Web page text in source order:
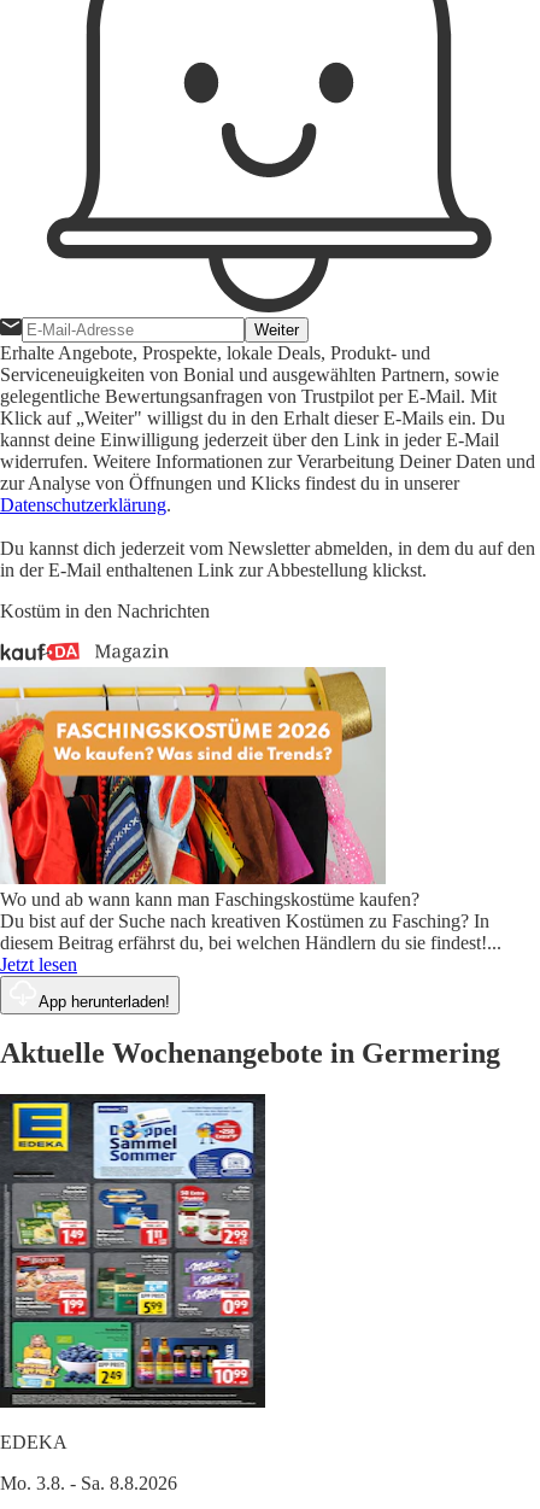
Weiter
Erhalte Angebote, Prospekte, lokale Deals, Produkt- und
Serviceneuigkeiten von Bonial und ausgewählten Partnern, sowie
gelegentliche Bewertungsanfragen von Trustpilot per E-Mail. Mit
Klick auf „Weiter" willigst du in den Erhalt dieser E-Mails ein. Du
kannst deine Einwilligung jederzeit über den Link in jeder E-Mail
widerrufen. Weitere Informationen zur Verarbeitung Deiner Daten und
zur Analyse von Öffnungen und Klicks findest du in unserer
Datenschutzerklärung.
Du kannst dich jederzeit vom Newsletter abmelden, in dem du auf den
in der E-Mail enthaltenen Link zur Abbestellung klickst.
Kostüm in den Nachrichten
Wo und ab wann kann man Faschingskostüme kaufen?
Du bist auf der Suche nach kreativen Kostümen zu Fasching? In
diesem Beitrag erfährst du, bei welchen Händlern du sie findest!...
Jetzt lesen
App herunterladen!
Aktuelle Wochenangebote in Germering
EDEKA
Mo. 3.8. - Sa. 8.8.2026